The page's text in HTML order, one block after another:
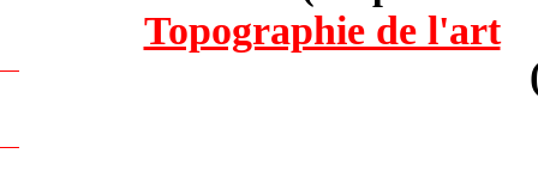
Topographie de l'art